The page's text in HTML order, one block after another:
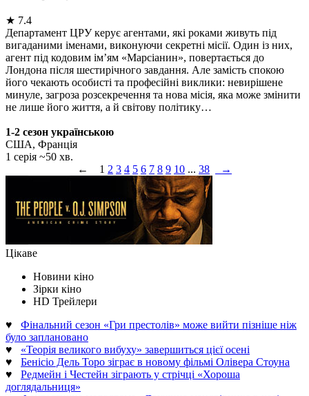
★ 7.4
Департамент ЦРУ керує агентами, які роками живуть під
вигаданими іменами, виконуючи секретні місії. Один із них,
агент під кодовим ім’ям «Марсіанин», повертається до
Лондона після шестирічного завдання. Але замість спокою
його чекають особисті та професійні виклики: невирішене
минуле, загроза розсекречення та нова місія, яка може змінити
не лише його життя, а й світову політику…
1-2 сезон українською
США, Франція
1 серія ~50 хв.
←
1 2 3 4 5 6 7 8 9 10 ... 38 →
Цікаве
Новини кіно
Зірки кіно
HD Трейлери
♥ Фінальний сезон «Гри престолів» може вийти пізніше ніж
було заплановано
♥ «Теорія великого вибуху» завершиться цієї осені
♥ Бенісіо Дель Торо зіграє в новому фільмі Олівера Стоуна
♥ Редмейн і Честейн зіграють у стрічці «Хороша
доглядальниця»